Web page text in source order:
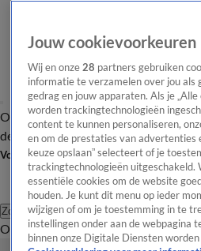
OverzichtAfleveringen Entertainment
de redactieNieuwsbrief
Volg Shownieuws
Zoeken
OverzichtEntertainment
Jouw cookievoorkeuren
Wij en onze 28 partners gebruiken
informatie te verzamelen over jou als
gedrag en jouw apparaten. Als je
worden trackingtechnologieën
content te kunnen personaliseren,
en om de prestaties van advertenties
keuze opslaan” selecteert of je
trackingtechnologieën uitgeschakeld.
essentiële cookies om de website
houden. Je kunt dit menu op ieder
wijzigen of om je toestemming in te
instellingen onder aan de webpagina
binnen onze Digitale Diensten